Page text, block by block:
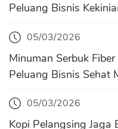
Peluang Bisnis
05/03/2026
Minuman Serbuk
Peluang Bisnis Sehat
05/03/2026
Kopi Pelangsing Jaga